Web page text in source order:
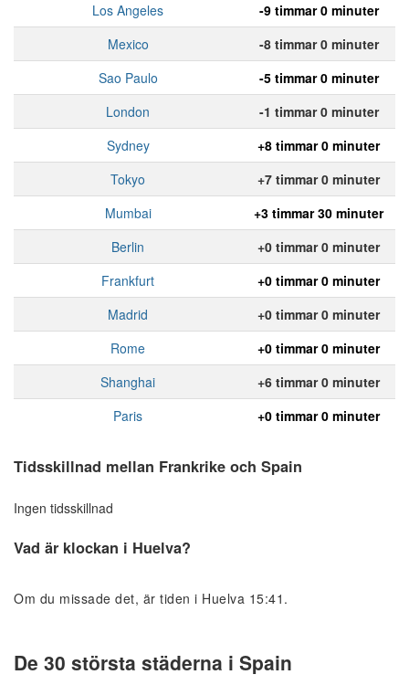
Los Angeles
-9 timmar 0 minuter
Mexico
-8 timmar 0 minuter
Sao Paulo
-5 timmar 0 minuter
London
-1 timmar 0 minuter
Sydney
+8 timmar 0 minuter
Tokyo
+7 timmar 0 minuter
Mumbai
+3 timmar 30 minuter
Berlin
+0 timmar 0 minuter
Frankfurt
+0 timmar 0 minuter
Madrid
+0 timmar 0 minuter
Rome
+0 timmar 0 minuter
Shanghai
+6 timmar 0 minuter
Paris
+0 timmar 0 minuter
Tidsskillnad mellan Frankrike och Spain
Ingen tidsskillnad
Vad är klockan i Huelva?
Om du missade det, är tiden i Huelva 15:41.
De 30 största städerna i Spain